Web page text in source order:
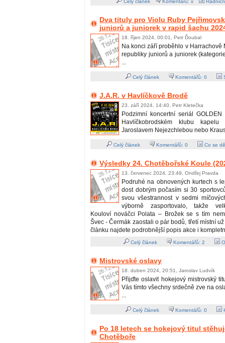
Celý článek Komentářů: x
Dva tituly pro Violu Ruby
juniorů a juniorek v rapid šachu
18. říjen 2024, 00:01, Petr Ďoubal
Na konci září proběhlo v Harrachově
republiky juniorů a juniorek
...
Celý článek Komentářů: 0
J.A.R. v Havlíčkově Brodě
23. září 2024, 14:40, Petr Kletečka
Podzimní koncertní seriál
Havlíčkobrodském klubu
Jaroslavem Nejezchlebou nebo
Celý článek Komentářů: 0 Co se
Výsledky 24. Chotěbořské Koule
13. červenec 2024, 23:49, Ondřej Pravda
Podruhé na obnovených kurtech s
dost dobrým počasím si 30
svou všestrannost v sedmi
výborně zasportovalo, takže
Kouloví nováčci Polata – Brožek se s tím
Švec - Čermák zaostali o pár bodů, třetí místní
článku najdete podrobnější popis akce i
Celý článek Komentářů: 2
Mistrovské oslavy
18. duben 2024, 20:51, Jaroslav Ludvík
Přijďte oslavit hokejový mistrovský
Vás tímto všechny srdečně zve na
...
Celý článek Komentářů: 0
Po 18 letech se hokejový titul
Chotěboře